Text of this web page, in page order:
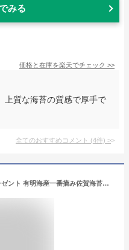
みる
価格と在庫を楽天でチェック >>
上質な海苔の質感で厚手で
全てのおすすめコメント (4件) >
父の日ギフト 父の日 ギフト プレゼント 有明海産一番摘み佐賀海苔ギフト 三帖 送料無料 焼き海苔 焼きのり 焼のり 高級海苔 ギフト 海苔 贈り物 有明海苔 ギフト プレゼント 内祝い お土産 のり 乾海苔 おにぎり 焼海苔 プレゼント ポイント消化 実用的